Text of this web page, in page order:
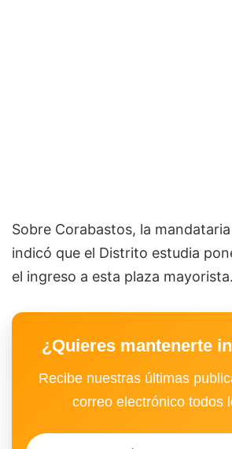
Sobre Corabastos, la
indicó que el Distrito estudia
el ingreso a esta plaza mayorista.
¿Quieres mantenerte
Recibe nuestras últimas
correo electrónico todos